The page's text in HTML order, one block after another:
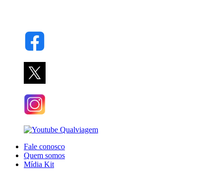
Fale conosco
Quem somos
Mídia Kit